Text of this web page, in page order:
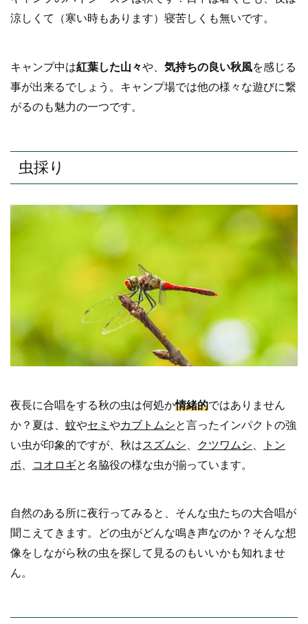
涼しくて（寒い時もあります）寝苦しくも無いです。
キャンプ中は紅葉した山々や、 気持ちの良い秋風を感じる
事が出来るでしょう。キャンプ場では他の様々な遊びに繋
がるのも魅力の一つです。
虫採り
夜長に合唱をする秋の虫は何処か情緒的ではありません
か？夏は、 蚊やセミ やカブトムシと言ったインパクトの強
い虫が印象的ですが、秋はスズムシ クツワムシ
トン
ボ
コオロギと名脇役の様な虫が揃っています。
自然のある所に夜行ってみると、そんな虫たちの大合唱が
聞こえてきます。どの虫がどんな鳴き声なのか？そんな想
像をしながら秋の虫を探して見るのもいいかも知れませ
ん。